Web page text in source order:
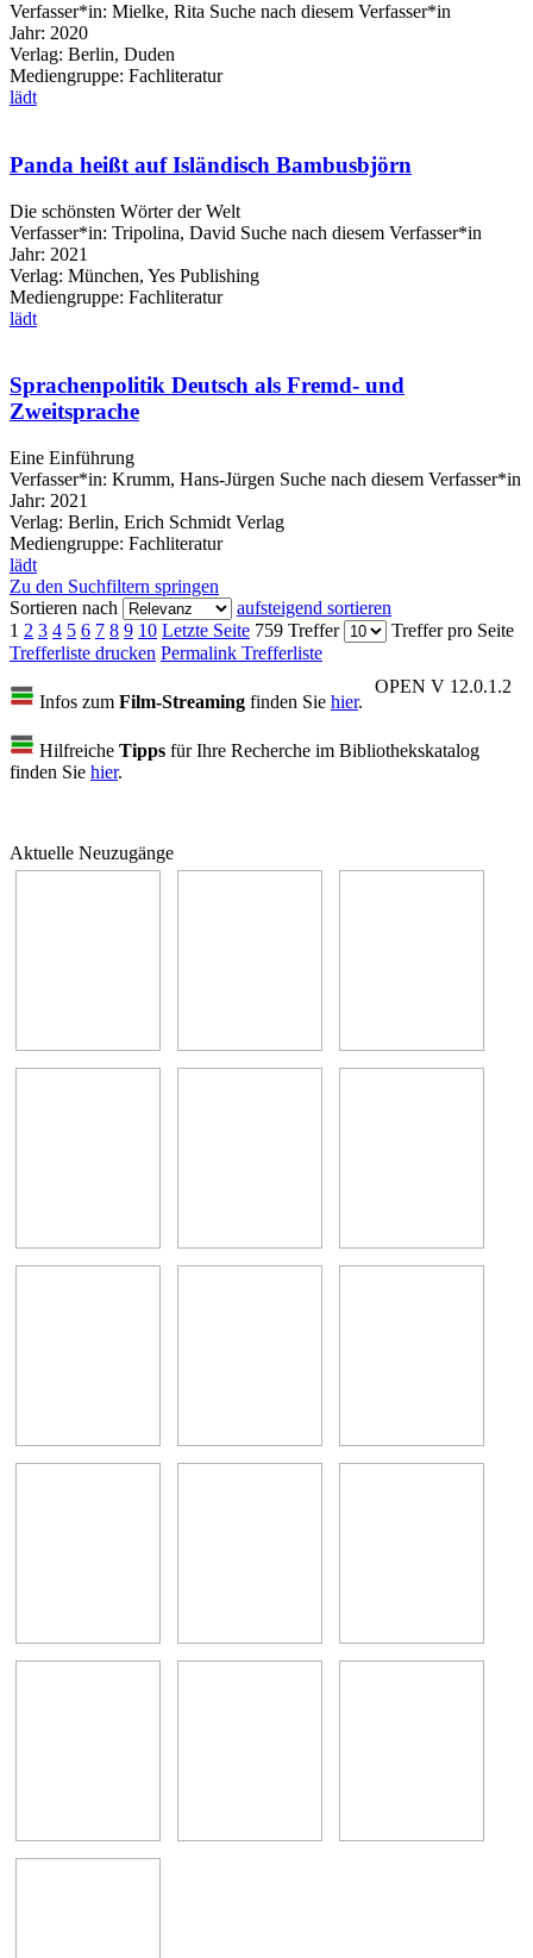
Verfasser*in: Mielke, Rita Suche nach diesem Verfasser*in
Jahr: 2020
Verlag: Berlin, Duden
Mediengruppe: Fachliteratur
lädt
Panda heißt auf Isländisch Bambusbjörn
Die schönsten Wörter der Welt
Verfasser*in: Tripolina, David Suche nach diesem Verfasser*in
Jahr: 2021
Verlag: München, Yes Publishing
Mediengruppe: Fachliteratur
lädt
Sprachenpolitik Deutsch als Fremd- und
Zweitsprache
Eine Einführung
Verfasser*in: Krumm, Hans-Jürgen Suche nach diesem Verfasser*in
Jahr: 2021
Verlag: Berlin, Erich Schmidt Verlag
Mediengruppe: Fachliteratur
lädt
Zu den Suchfiltern springen
Sortieren nach
aufsteigend sortieren
1 2 3 4 5 6 7 8 9 10 Letzte Seite 759 Treffer
Treffer pro Seite
Trefferliste drucken Permalink Trefferliste
OPEN V 12.0.1.2
Infos zum Film-Streaming finden Sie hier.
Hilfreiche Tipps für Ihre Recherche im Bibliothekskatalog
finden Sie hier.
Aktuelle Neuzugänge